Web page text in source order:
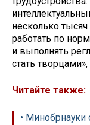
несколько
работать по
и выполнять
стать
Читайте также:
•